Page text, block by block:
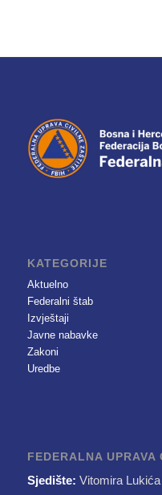
KATEGORIJE
Aktuelno
Federalni štab
Izvještaji
Javne nabavke
Zakoni
Uredbe
FEDERALNA
Sjedište: Vitomira